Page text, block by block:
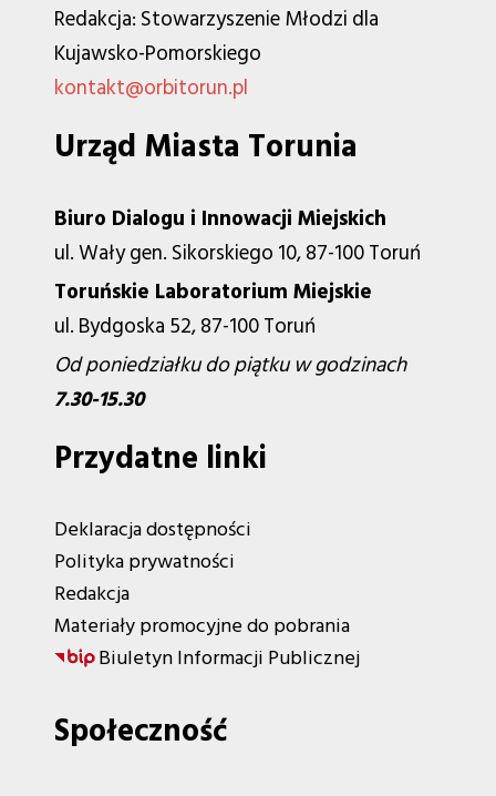
Redakcja: Stowarzyszenie Młodzi dla
Kujawsko-Pomorskiego
kontakt@orbitorun.pl
Urząd Miasta Torunia
Biuro Dialogu i Innowacji Miejskich
ul. Wały gen. Sikorskiego 10, 87-100 Toruń
Toruńskie Laboratorium Miejskie
ul. Bydgoska 52, 87-100 Toruń
Od poniedziałku do piątku w godzinach
7.30-15.30
Przydatne linki
Deklaracja dostępności
Polityka prywatności
Redakcja
Materiały promocyjne do pobrania
Biuletyn Informacji Publicznej
Społeczność